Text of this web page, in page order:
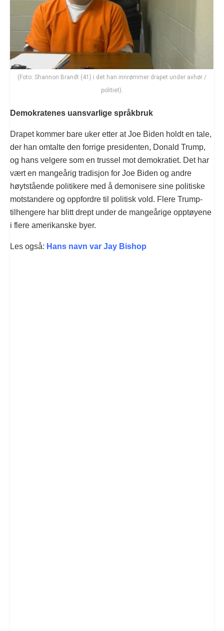
(Foto: Shannon Brandt (41) i det han innrømmer drapet under avhør /
politiet).
Demokratenes uansvarlige språkbruk
Drapet kommer bare uker etter at Joe Biden holdt en tale,
der han omtalte den forrige presidenten, Donald Trump,
og hans velgere som en trussel mot demokratiet. Det har
vært en mangeårig tradisjon for Joe Biden og andre
høytstående politikere med å demonisere sine politiske
motstandere og oppfordre til politisk vold. Flere Trump-
tilhengere har blitt drept under de mangeårige opptøyene
i flere amerikanske byer.
Les også: Hans navn var Jay Bishop